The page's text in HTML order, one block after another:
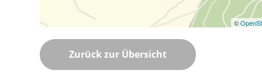
©
Zurück zur Übersicht